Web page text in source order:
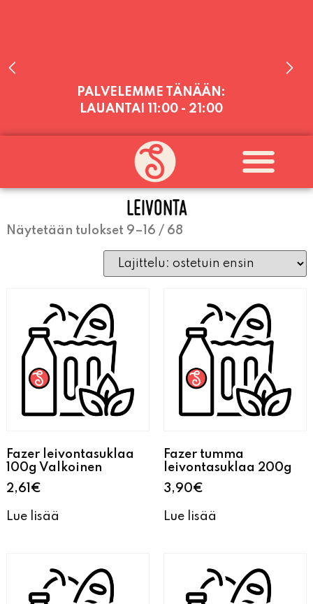
PALVELEMME TÄNÄÄN:
LAUANTAI 11:00 - 21:00
PALVELEMME PÄIVITTÄIN (MA-SU
KLO 11-21) SUNNUNTAIHIN 16.8.
SAAKKA JONKA JÄLKEEN OLEMME
AVOINNA VIIKONLOPPUISIN (PE-
SU) ELOKUUN LOPPUUN ASTI
LÄMPIMÄSTI TERVETULOA!
LEIVONTA
Näytetään tulokset 9–16 / 68
Fazer leivontasuklaa
100g Valkoinen
2,61 €
Lue lisää
Fazer tumma
leivontasuklaa 200g
3,90€
Lue lisää